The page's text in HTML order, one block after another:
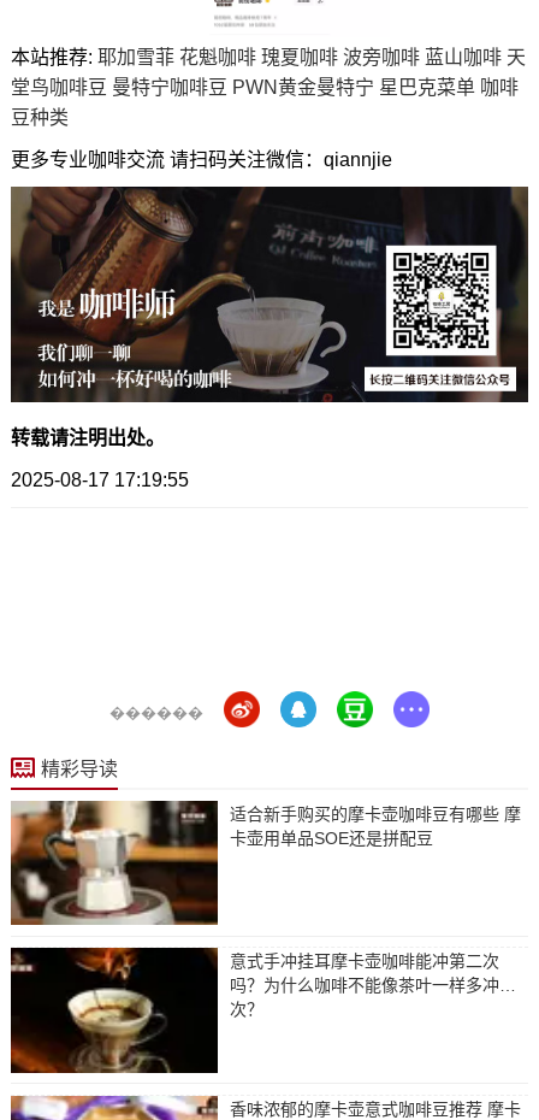
本站推荐: 耶加雪菲 花魁咖啡 瑰夏咖啡 波旁咖啡 蓝山咖啡 天
堂鸟咖啡豆 曼特宁咖啡豆 PWN黄金曼特宁 星巴克菜单 咖啡
豆种类
更多专业咖啡交流 请扫码关注微信：qiannjie
转载请注明出处。
2025-08-17 17:19:55
������
精彩导读
适合新手购买的摩卡壶咖啡豆有哪些 摩
卡壶用单品SOE还是拼配豆
意式手冲挂耳摩卡壶咖啡能冲第二次
吗？为什么咖啡不能像茶叶一样多冲几
次？
香味浓郁的摩卡壶意式咖啡豆推荐 摩卡